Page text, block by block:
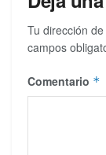
Tu dirección
campos
Comentario *